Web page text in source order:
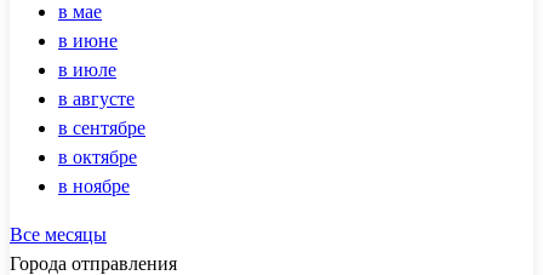
в мае
в июне
в июле
в августе
в сентябре
в октябре
в ноябре
Все месяцы
Города отправления